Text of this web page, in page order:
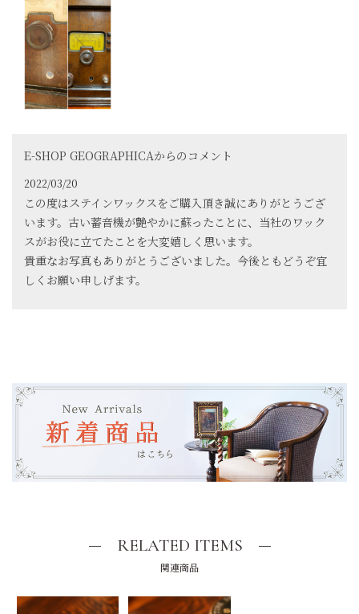
E-SHOP GEOGRAPHICAからのコメント
2022/03/20
この度はステインワックスをご購入頂き誠にありがとうござ
います。古い蓄音機が艶やかに蘇ったことに、当社のワック
スがお役に立てたことを大変嬉しく思います。
貴重なお写真もありがとうございました。今後ともどうぞ宜
しくお願い申しげます。
RELATED ITEMS
関連商品